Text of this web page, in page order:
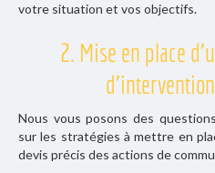
votre situation et vos objectifs.
2. Mise en place
Nous vous posons des
sur les stratégies à mettre en
devis précis des actions de